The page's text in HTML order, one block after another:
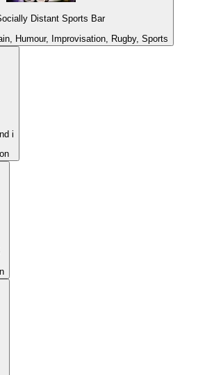
Distant Sports Bar
Humour, Improvisation, Rugby, Sports
i